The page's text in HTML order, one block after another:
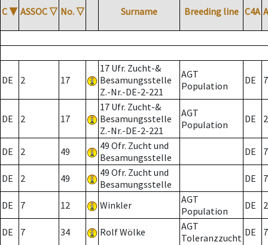
C ▼ ASSOC ▽ No. ▽ Surname Breeding line C4A
DE 2 17
17 Ufr. Zucht-&
Besamungsstelle
Z.-Nr.-DE-2-221
AGT
Population
DE 7
DE 2 17
17 Ufr. Zucht-&
Besamungsstelle
Z.-Nr.-DE-2-221
AGT
Population
DE 2
DE 2 49
49 Ofr. Zucht und
Besamungsstelle
DE 7
DE 2 49
49 Ofr. Zucht und
Besamungsstelle
DE 7
DE 7 12 Winkler
AGT
Population
DE 2
DE 7 34 Rolf Wölke
AGT
Toleranzzucht DE 7